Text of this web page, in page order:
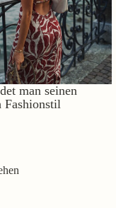
man seinen
Fashionstil